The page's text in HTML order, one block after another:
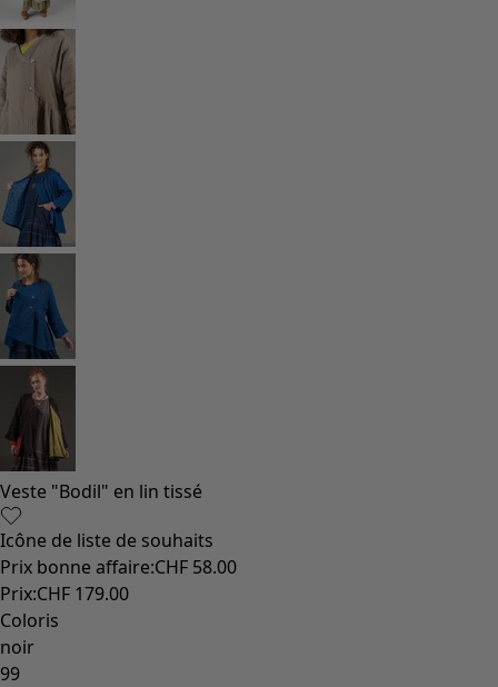
Veste "Bodil" en lin tissé
Icône de liste de souhaits
Prix bonne affaire:CHF 58.00
Prix:CHF 179.00
Coloris
noir
99